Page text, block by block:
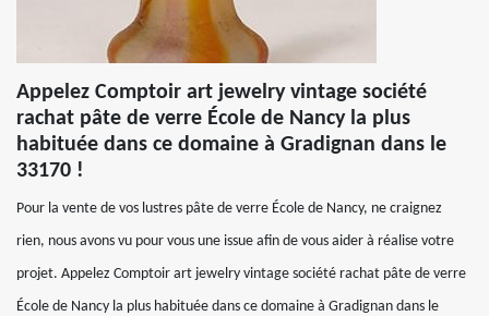
Appelez Comptoir art jewelry vintage société
rachat pâte de verre École de Nancy la plus
habituée dans ce domaine à Gradignan dans le
33170 !
Pour la vente de vos lustres pâte de verre École de Nancy, ne craignez
rien, nous avons vu pour vous une issue afin de vous aider à réalise votre
projet. Appelez Comptoir art jewelry vintage société rachat pâte de verre
École de Nancy la plus habituée dans ce domaine à Gradignan dans le